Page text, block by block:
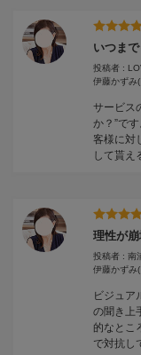
いつま
投稿者 :
伊藤かずみ
サービス
か？”で
客様に対
して貰え
理性が
投稿者 : 南
伊藤かずみ
ビジュア
の聞き上
的なとこ
で対抗し